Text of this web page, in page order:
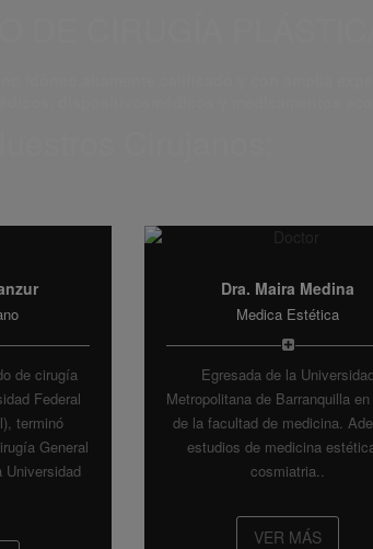
de cirugía
Federal
terminó
General
Universidad
Dra. Maira Medina
Medica Estética
Egresada de la
Metropolitana de Barranquilla
de la facultad de medicina.
estudios de medicina
cosmiatria..
VER MÁS